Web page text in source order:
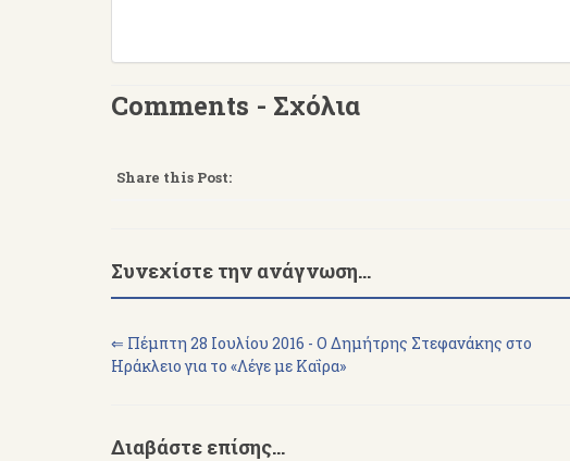
Comments - Σχόλια
Share this Post:
Συνεχίστε την ανάγνωση...
⇐ Πέμπτη 28 Ιουλίου 2016 - Ο Δημήτρης Στεφανάκης στο
Ηράκλειο για το «Λέγε με Καΐρα»
Διαβάστε επίσης...